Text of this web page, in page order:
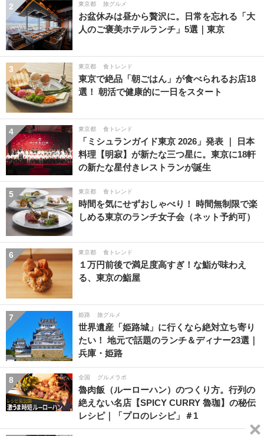
2 東京都 旅グルメ
お盆休みは昼から贅沢に。日常を忘れる「大
人のご褒美ホテルランチ」5選｜東京
3 東京都 食トレンド
東京で絶品「朝ごはん」が食べられるお店18
選！ 朝活で健康的に一日をスタート
4 東京都 食トレンド
「ミシュランガイド東京 2026」発表 ｜ 日本
料理【明寂】が新たな三つ星に。東京に18軒
の新たな星付きレストランが誕生
5 東京都 食トレンド
時間を気にせずおしゃべり！ 時間無制限で楽
しめる東京のランチ女子会（ネット予約可）
6 東京都 食トレンド
１万円前後で満足度高すぎ！な鮨が味わえ
る、東京の鮨屋
7 姫路 旅グルメ
世界遺産「姫路城」に行くなら絶対立ち寄り
たい！ 地元で話題のランチ＆ディナー23選｜
兵庫・姫路
8 全国 グルメラボ
魯肉飯（ルーローハン）のつくり方。行列の
絶えない名店【SPICY CURRY 魯珈】の秘伝
レシピ｜「プロのレシピ」＃1